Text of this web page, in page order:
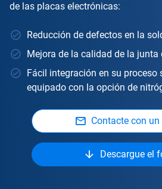
de las placas electrónicas:
Reducción de defectos en la
Mejora de la calidad de la junta
Fácil integración en su proceso
equipado con la opción de
Contacte con un
Descargue el